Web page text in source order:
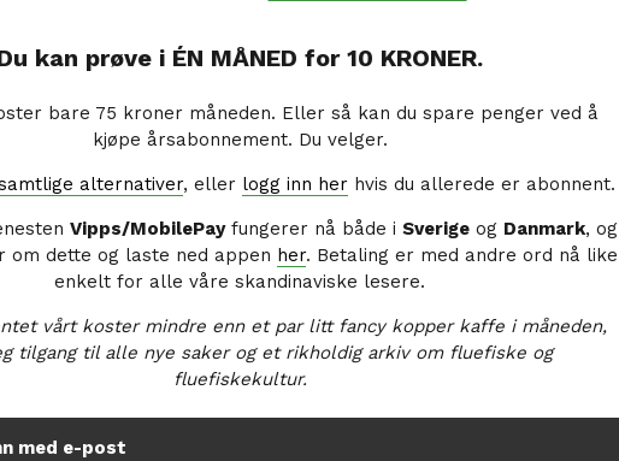
kan prøve i ÉN MÅNED for 10 KRONER.
bare 75 kroner måneden. Eller så kan du spare penger ved å
kjøpe årsabonnement. Du velger.
alternativer, eller logg inn her hvis du allerede er abonnent.
Vipps/MobilePayfungerer nå både i Sverigeog Danmark, og
om dette og laste ned appen her. Betaling er med andre ord nå like
enkelt for alle våre skandinaviske lesere.
vårt koster mindre enn et par litt fancy kopper kaffe i måneden,
tilgang til alle nye saker og et rikholdig arkiv om fluefiske og
fluefiskekultur.
med e-post